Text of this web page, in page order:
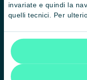
invariate e quindi la
quelli tecnici. Per
PROFESSIONISTI E PMI
IMPRESE E CORPORATE
AGRICOLTURA E